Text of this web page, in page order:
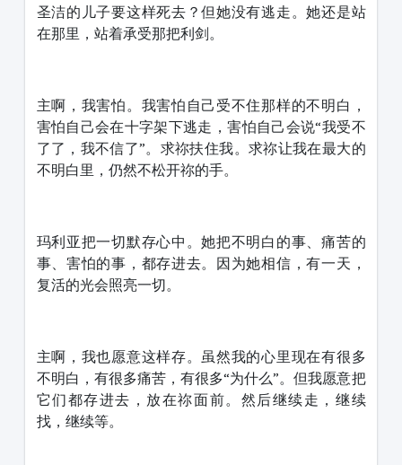
圣洁的儿子要这样死去？但她没有逃走。她还是站
在那里，站着承受那把利剑。
主啊，我害怕。我害怕自己受不住那样的不明白，
害怕自己会在十字架下逃走，害怕自己会说“我受不
了了，我不信了”。求祢扶住我。求祢让我在最大的
不明白里，仍然不松开祢的手。
玛利亚把一切默存心中。她把不明白的事、痛苦的
事、害怕的事，都存进去。因为她相信，有一天，
复活的光会照亮一切。
主啊，我也愿意这样存。虽然我的心里现在有很多
不明白，有很多痛苦，有很多“为什么”。但我愿意把
它们都存进去，放在祢面前。然后继续走，继续
找，继续等。